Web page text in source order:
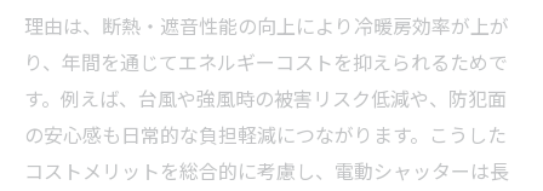
理由は、断熱・遮音性能の向上により冷暖房効率が上が
り、年間を通じてエネルギーコストを抑えられるためで
す。例えば、台風や強風時の被害リスク低減や、防犯面
の安心感も日常的な負担軽減につながります。こうした
コストメリットを総合的に考慮し、電動シャッターは長